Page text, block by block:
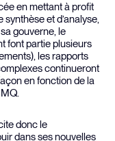
en mettant à profit
et d’analyse,
gouverne, le
font partie plusieurs
les rapports
continueront
en fonction de la
donc le
dans ses nouvelles